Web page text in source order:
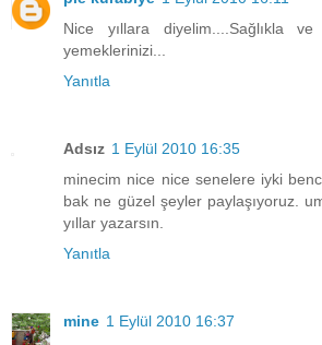
Nice yıllara diyelim....Sağlıkla
yemeklerinizi...
Yanıtla
Adsız 1 Eylül 2010 16:35
minecim nice nice senelere iyki
bak ne güzel şeyler paylaşıyoruz.
yıllar yazarsın.
Yanıtla
mine 1 Eylül 2010 16:37